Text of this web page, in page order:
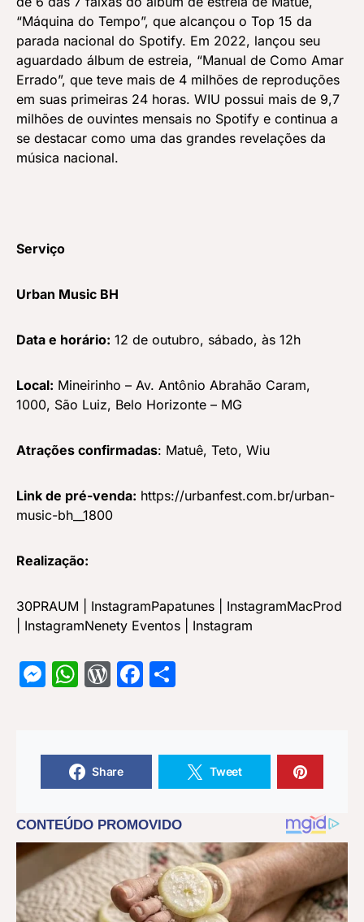
“Máquina do Tempo”, que alcançou o Top 15 da
parada nacional do Spotify. Em 2022, lançou seu
aguardado álbum de estreia, “Manual de Como Amar
Errado”, que teve mais de 4 milhões de reproduções
em suas primeiras 24 horas. WIU possui mais de 9,7
milhões de ouvintes mensais no Spotify e continua a
se destacar como uma das grandes revelações da
música nacional.
Serviço
Urban Music BH
Data e horário: 12 de outubro, sábado, às 12h
Local: Mineirinho – Av. Antônio Abrahão Caram,
1000, São Luiz, Belo Horizonte – MG
Atrações confirmadas: Matuê, Teto, Wiu
Link de pré-venda: https://urbanfest.com.br/urban-
music-bh__1800
Realização:
30PRAUM | InstagramPapatunes | InstagramMacProd
InstagramNenety Eventos | Instagram
Messenger
WhatsApp
WordPress
Facebook
Share Tweet